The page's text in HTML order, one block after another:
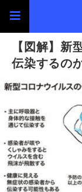
【図解】新
伝染するの